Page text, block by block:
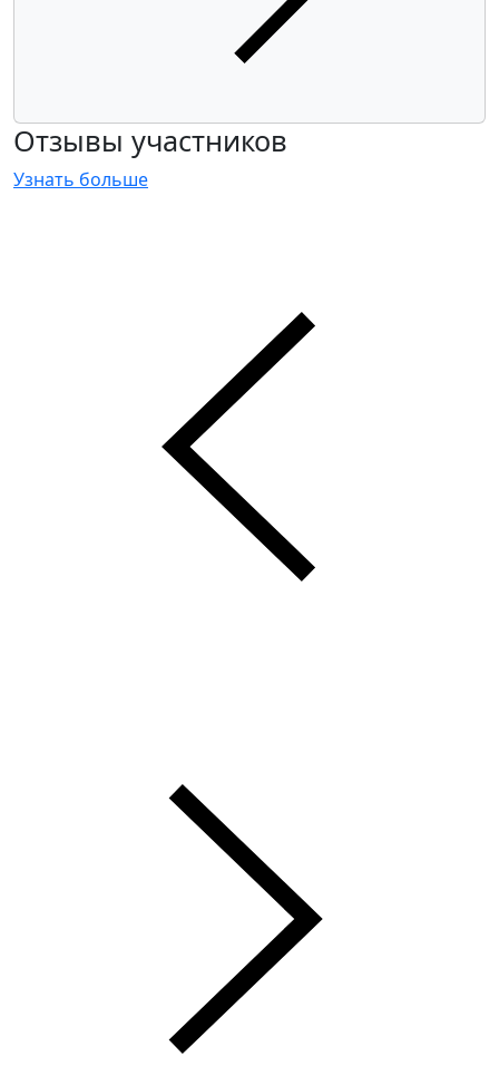
Отзывы участников
Узнать больше